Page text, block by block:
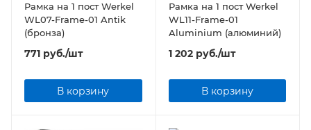
Рамка на 1 пост Werkel
WL07-Frame-01 Antik
(бронза)
771 руб./шт
В корзину
Рамка на 1 пост Werkel
WL11-Frame-01
Aluminium (алюминий)
1 202руб./шт
В корзину